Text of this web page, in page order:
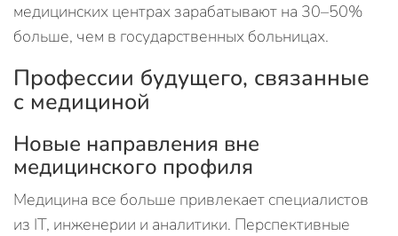
медицинских центрах зарабатывают на 30–50%
больше, чем в государственных больницах.
Профессии будущего, связанные
с медициной
Новые направления вне
медицинского профиля
Медицина все больше привлекает специалистов
из IT, инженерии и аналитики. Перспективные